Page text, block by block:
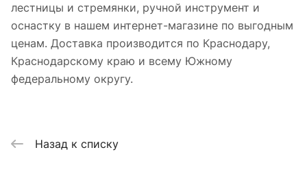
лестницы и стремянки, ручной инструмент и
оснастку в нашем интернет-магазине по выгодным
ценам. Доставка производится по Краснодару,
Краснодарскому краю и всему Южному
федеральному округу.
Назад к списку